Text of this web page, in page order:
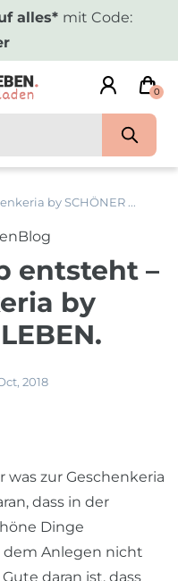
alles* mit Code:
0
by SCHÖNER ...
entsteht –
by
2018
was zur Geschenkeria
dass in der
Dinge
Anlegen nicht
daran ist, dass